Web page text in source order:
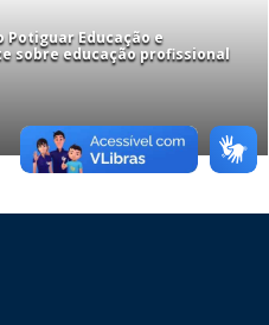
Potiguar Educação e
sobre educação profissional